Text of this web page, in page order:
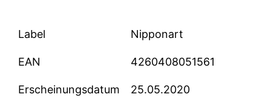
Label Nipponart
EAN 4260408051561
Erscheinungsdatum 25.05.2020